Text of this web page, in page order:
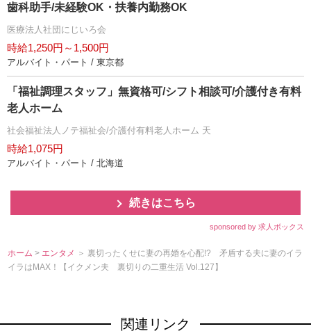
歯科助手/未経験OK・扶養内勤務OK
医療法人社団にじいろ会
時給1,250円～1,500円
アルバイト・パート / 東京都
「福祉調理スタッフ」無資格可/シフト相談可/介護付き有料
老人ホーム
社会福祉法人ノテ福祉会/介護付有料老人ホーム 天
時給1,075円
アルバイト・パート / 北海道
続きはこちら
sponsored by 求人ボックス
ホーム > エンタメ ＞ 裏切ったくせに妻の再婚を心配!? 矛盾する夫に妻のイラ
イラはMAX！【イクメン夫 裏切りの二重生活 Vol.127】
関連リンク